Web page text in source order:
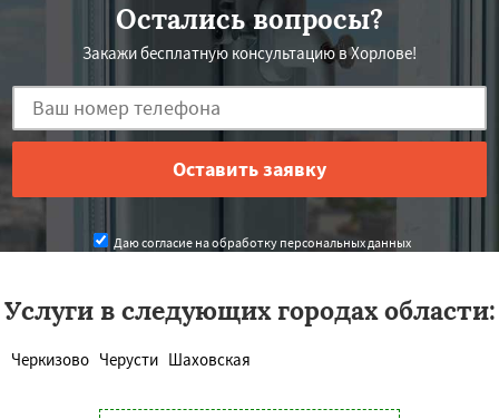
Остались вопросы?
Закажи бесплатную консультацию в Хорлове!
Даю согласие на обработку персональных данных
Услуги в следующих городах области:
Черкизово Черусти Шаховская